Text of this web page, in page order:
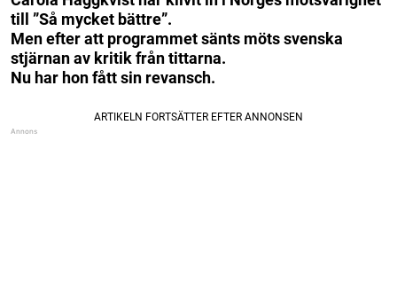
till ”Så mycket bättre”.
Men efter att programmet sänts möts svenska
stjärnan av kritik från tittarna.
Nu har hon fått sin revansch.